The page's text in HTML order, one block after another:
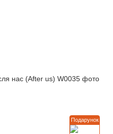
Подарунок